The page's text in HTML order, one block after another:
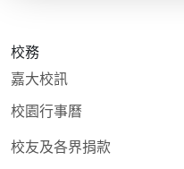
校務
嘉大校訊
校園行事曆
校友及各界捐款